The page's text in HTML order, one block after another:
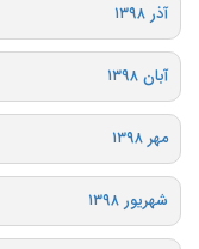
آذر ۱۳۹۸
آبان ۱۳۹۸
مهر ۱۳۹۸
شهریور ۱۳۹۸